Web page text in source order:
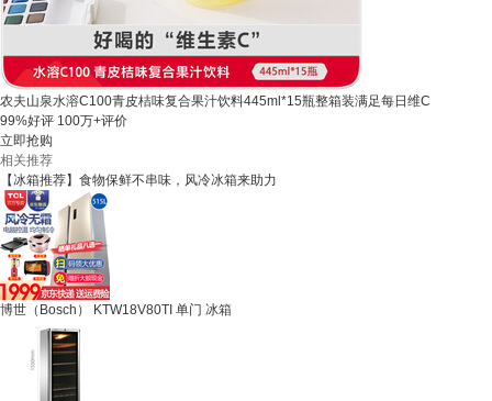
农夫山泉水溶C100青皮桔味复合果汁饮料445ml*15瓶整箱装满足每日维C
99%好评 100万+评价
立即抢购
相关推荐
【冰箱推荐】食物保鲜不串味，风冷冰箱来助力
博世（Bosch） KTW18V80TI 单门 冰箱